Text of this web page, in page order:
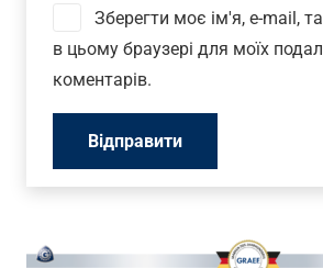
Зберегти моє ім'я, e-mail,
в цьому браузері для моїх
коментарів.